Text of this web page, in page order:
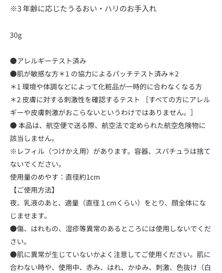
※3 年齢に応じたうるおい・ハリのお手入れ
30g
●アレルギーテスト済み
●肌が敏感な方＊1 の協力によるパッチテスト済み＊2
＊1 環境や体調などによって化粧品が一時的に合わなくなる方
＊2 皮膚に対する刺激性を確認するテスト ［すべての方にアレル
ギーや皮膚刺激がおこらないというわけではありません。］
● 本品は、航空便で送る際、航空法で定められた航空危険物に
該当しません。
※レフィル（つけかえ用）があります。容器、スパチュラは捨て
ないでください。
使用量のめやす：直径約1cm
【ご使用方法】
夜、乳液のあと、適量（直径１cmくらい）をとり、顔全体にな
じませます。
●傷、はれもの、湿疹等異常のあるところには使用しないでくだ
さい。
●肌に異常が生じていないかよく注意してご使用ください。肌に
合わない時や、使用中、赤み、はれ、かゆみ、刺激、色抜け（白